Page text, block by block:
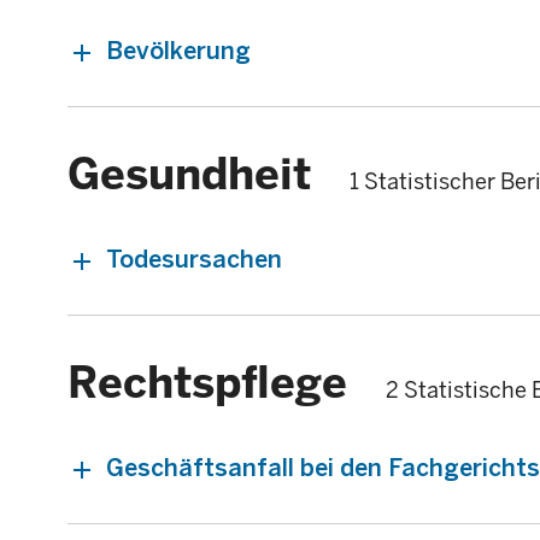
Bevölkerung
Gesundheit 1 Statistischer
Todesursachen
Rechtspflege 2 Statistische
Geschäftsanfall bei den